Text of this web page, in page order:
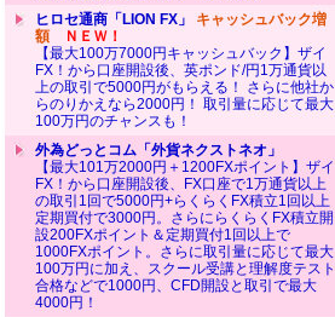
ヒロセ通商「LION FX」 キャッシュバック増
額ＮＥＷ！
【最大100万7000円キャッシュバック】ザイ
FX！から口座開設後、英ポンド/円1万通貨以
上の取引で5000円がもらえる！ さらに他社か
らのりかえなら2000円！ 取引量に応じて最大
100万円のチャンスも！
外為どっとコム「外貨ネクストネオ」
【最大101万2000円＋1200FXポイント】ザイ
FX！から口座開設後、FX口座で1万通貨以上
の取引1回で5000円+らくらくFX積立1回以上
定期買付で3000円。さらにらくらくFX積立開
設200FXポイント＆定期買付1回以上で
1000FXポイント。さらに取引量に応じて最大
100万円に加え、スクール受講と理解度テスト
合格などで1000円、CFD開設と取引で最大
4000円！